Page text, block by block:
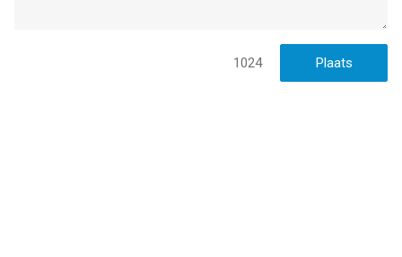
Questions or comments? We want to know! Email us at
1024